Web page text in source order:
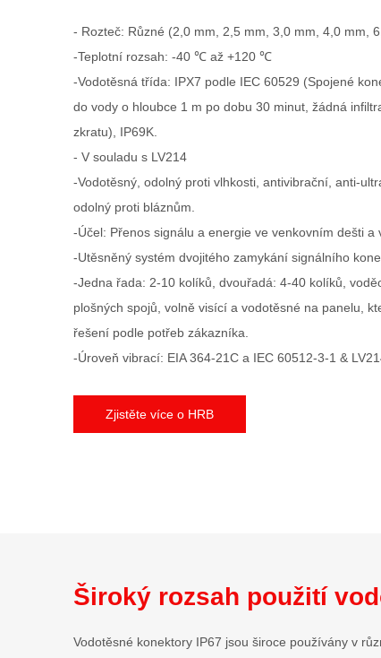
- Rozteč: Různé (2,0 mm, 2,5 mm, 3,0 mm, 4,0 mm,
-Teplotní rozsah: -40 ℃ až +120 ℃
-Vodotěsná třída: IPX7 podle IEC 60529 (Spojené
do vody o hloubce 1 m po dobu 30 minut, žádná
zkratu), IP69K.
- V souladu s LV214
-Vodotěsný, odolný proti vlhkosti, antivibrační, anti-
odolný proti bláznům.
-Účel: Přenos signálu a energie ve venkovním dešti a
-Utěsněný systém dvojitého zamykání signálního
-Jedna řada: 2-10 kolíků, dvouřadá: 4-40 kolíků,
plošných spojů, volně visící a vodotěsné na panelu,
řešení podle potřeb zákazníka.
-Úroveň vibrací: EIA 364-21C a IEC 60512-3-1 &
Zjistěte více o HRB
Široký rozsah použití
Vodotěsné konektory IP67 jsou široce používány v